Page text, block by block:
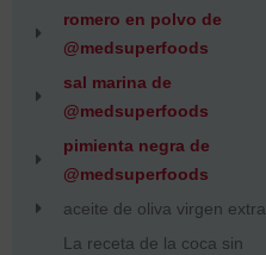
romero en polvo de
@medsuperfoods
sal marina de
@medsuperfoods
pimienta negra de
@medsuperfoods
aceite de oliva virgen extra
La receta de la coca sin